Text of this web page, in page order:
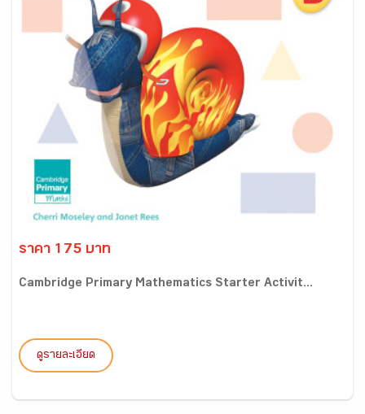
ราคา 175 บาท
Cambridge Primary Mathematics Starter Activit...
ดูรายละเอียด